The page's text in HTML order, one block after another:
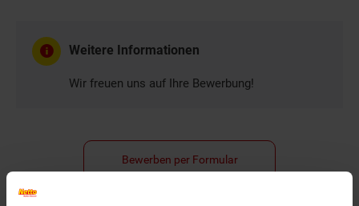
Weitere Informationen
Wir freuen uns auf Ihre Bewerbung!
Bewerben per Formular